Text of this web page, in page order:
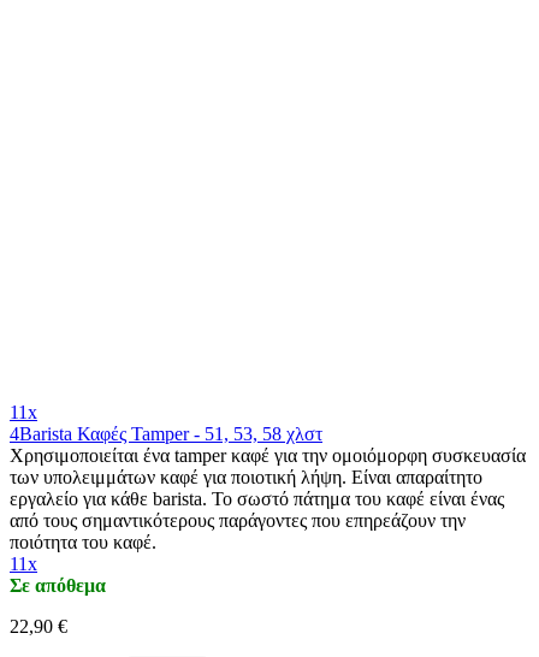
11x
4Barista Καφές Tamper - 51, 53, 58 χλστ
Χρησιμοποιείται ένα tamper καφέ για την ομοιόμορφη συσκευασία
των υπολειμμάτων καφέ για ποιοτική λήψη. Είναι απαραίτητο
εργαλείο για κάθε barista. Το σωστό πάτημα του καφέ είναι ένας
από τους σημαντικότερους παράγοντες που επηρεάζουν την
ποιότητα του καφέ.
11x
Σε απόθεμα
22,90 €